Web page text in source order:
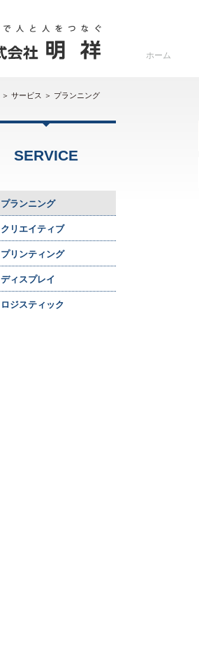
ホーム
＞ サービス ＞ プランニング
SERVICE
プランニング
クリエイティブ
プリンティング
ディスプレイ
ロジスティック